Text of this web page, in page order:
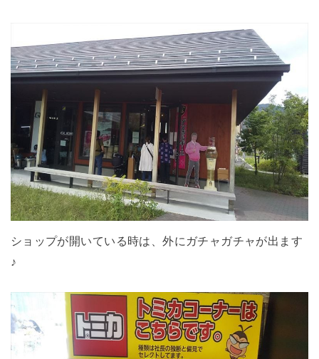
ショップが開いている時は、外にガチャガチャが出ます
♪